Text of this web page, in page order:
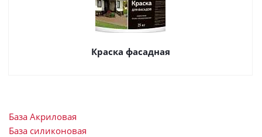
Краска фасадная
База Акриловая
База силиконовая